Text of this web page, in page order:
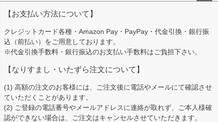
ップ
へ
【お支払い方法について】
クレジットカード各種・Amazon Pay・PayPay・代金引換・銀行振
込（前払い）をご用意しております。
※代金引換手数料・銀行振込のお支払い手数料はご負担下さい。
【なりすまし・いたずら注文について】
(1) 高額の注文のお客様には、ご注文後に電話やメールにて確認させ
ていただくことがあります。
(2) ご登録の電話番号やメールアドレスに連絡が取れず、ご本人様確
認ができない場合は、ご注文はキャンセルさせていただきます。